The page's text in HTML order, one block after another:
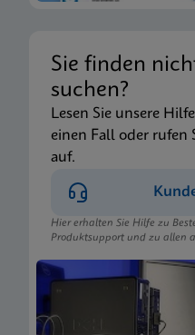
Sie finden
suchen?
Lesen Sie unsere
einen Fall oder rufen
auf.
Hier erhalten Sie Hilfe zu
Produktsupport und zu allen